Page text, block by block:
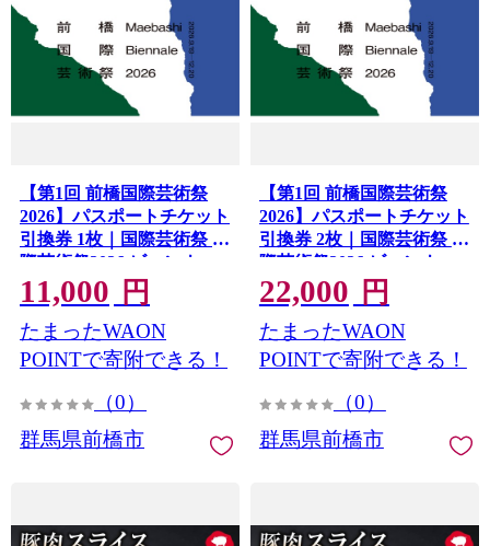
【第1回 前橋国際芸術祭
2026】パスポートチケット
引換券 1枚｜国際芸術祭 国
際芸術祭2026 ビエンナー
レ 芸術祭 アート アートイ
ベント ふるさと納税 芸術
祭支援 地域文化支援 文化
芸術 現代アート 建築デザ
11,000 円
たまったWAON
POINTで寄附できる！
（0）
群馬県前橋市
【第1回 前橋国際芸術祭
2026】パスポートチケット
引換券 2枚｜国際芸術祭 国
際芸術祭2026 ビエンナー
レ 芸術祭 アート アートイ
ベント ふるさと納税 芸術
祭支援 地域文化支援 文化
芸術 現代アート 建築デザ
22,000 円
たまったWAON
POINTで寄附できる！
（0）
群馬県前橋市